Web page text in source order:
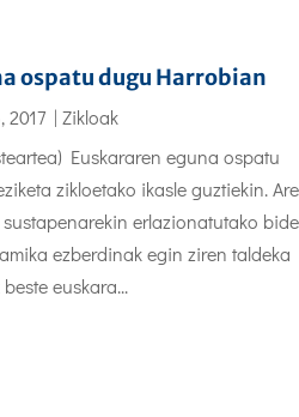
ospatu dugu Harrobian
2017 | Zikloak
Euskararen eguna ospatu
zikloetako ikasle guztiekin.
erlazionatutako
ezberdinak egin ziren taldeka
euskara...